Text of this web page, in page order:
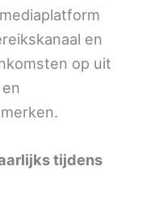
en
op uit
tijdens